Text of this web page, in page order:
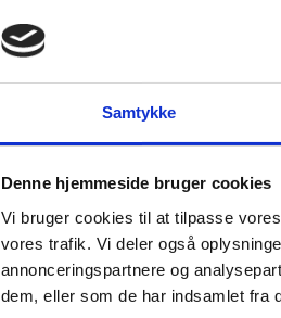
Samtykke
Denne hjemmeside bruger cookies
Vi bruger cookies til at tilpasse
vores trafik. Vi deler også
annonceringspartnere og
dem, eller som de har indsamlet fra